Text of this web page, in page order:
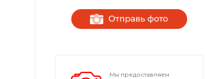
Мы предоставляем